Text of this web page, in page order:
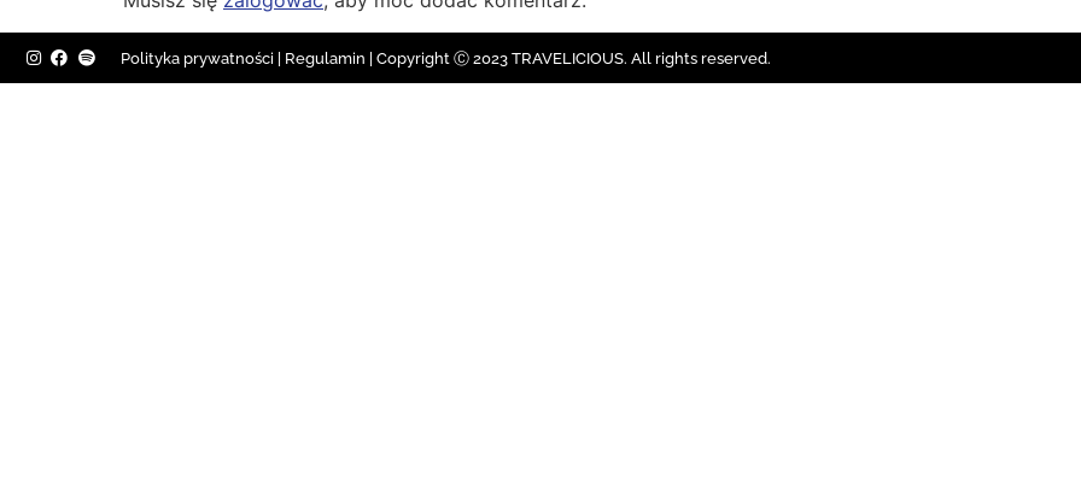
Polityka prywatności Regulamin | Copyright Ⓒ 2023 TRAVELICIOUS. All rights reserved.